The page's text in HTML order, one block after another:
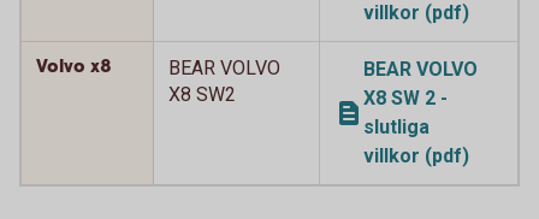
villkor (pdf)
Volvo x8
BEAR VOLVO
X8 SW2
BEAR VOLVO
X8 SW 2 -
slutliga
villkor (pdf)